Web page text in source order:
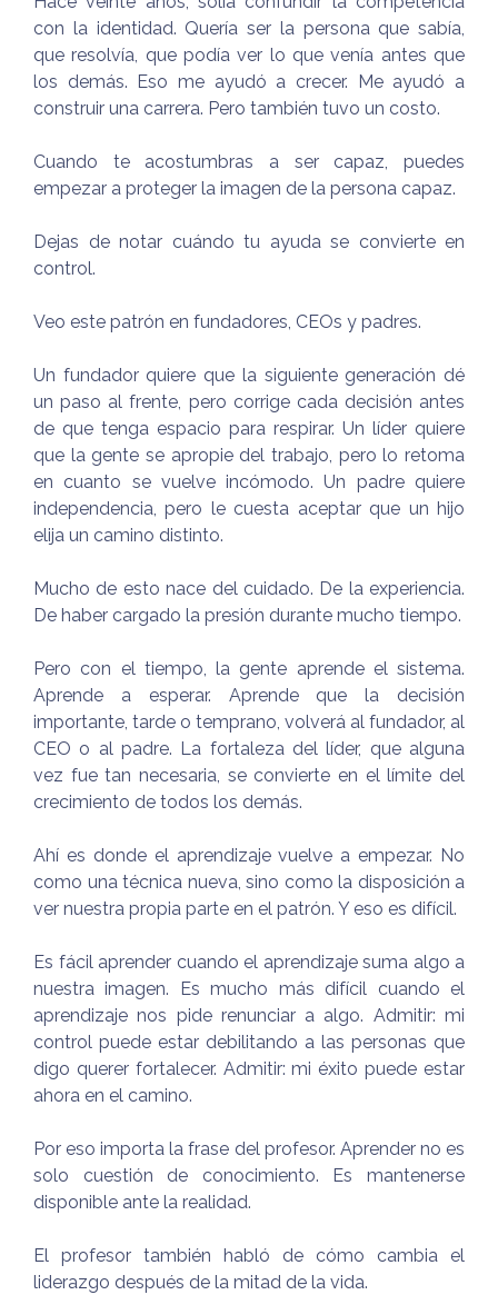
con la identidad. Quería ser la persona que sabía,
que resolvía, que podía ver lo que venía antes que
los demás. Eso me ayudó a crecer. Me ayudó a
construir una carrera. Pero también tuvo un costo.
Cuando te acostumbras a ser capaz, puedes
empezar a proteger la imagen de la persona capaz.
Dejas de notar cuándo tu ayuda se convierte en
control.
Veo este patrón en fundadores, CEOs y padres.
Un fundador quiere que la siguiente generación dé
un paso al frente, pero corrige cada decisión antes
de que tenga espacio para respirar. Un líder quiere
que la gente se apropie del trabajo, pero lo retoma
en cuanto se vuelve incómodo. Un padre quiere
independencia, pero le cuesta aceptar que un hijo
elija un camino distinto.
Mucho de esto nace del cuidado. De la experiencia.
De haber cargado la presión durante mucho tiempo.
Pero con el tiempo, la gente aprende el sistema.
Aprende a esperar. Aprende que la decisión
importante, tarde o temprano, volverá al fundador, al
CEO o al padre. La fortaleza del líder, que alguna
vez fue tan necesaria, se convierte en el límite del
crecimiento de todos los demás.
Ahí es donde el aprendizaje vuelve a empezar. No
como una técnica nueva, sino como la disposición a
ver nuestra propia parte en el patrón. Y eso es difícil.
Es fácil aprender cuando el aprendizaje suma algo a
nuestra imagen. Es mucho más difícil cuando el
aprendizaje nos pide renunciar a algo. Admitir: mi
control puede estar debilitando a las personas que
digo querer fortalecer. Admitir: mi éxito puede estar
ahora en el camino.
Por eso importa la frase del profesor. Aprender no es
solo cuestión de conocimiento. Es mantenerse
disponible ante la realidad.
El profesor también habló de cómo cambia el
liderazgo después de la mitad de la vida.